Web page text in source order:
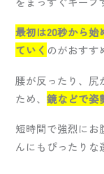
最初は20秒から始
ていく のがおすす
腰が反ったり、尻
ため、鏡などで姿
短時間で強烈にお
んにもぴったりな